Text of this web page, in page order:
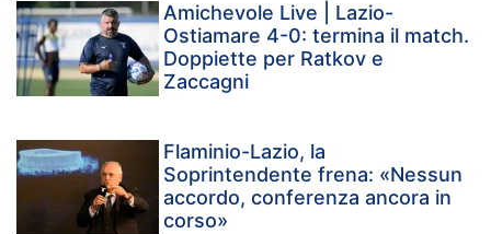
Amichevole Live | Lazio-
Ostiamare 4-0: termina il match.
Doppiette per Ratkov e
Zaccagni
Flaminio-Lazio, la
Soprintendente frena: «Nessun
accordo, conferenza ancora in
corso»